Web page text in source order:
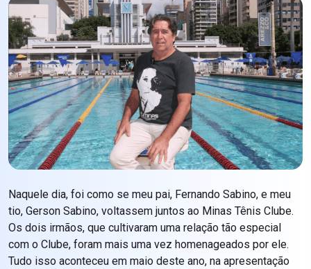
Naquele dia, foi como se meu pai, Fernando Sabino, e meu
tio, Gerson Sabino, voltassem juntos ao Minas Tênis Clube.
Os dois irmãos, que cultivaram uma relação tão especial
com o Clube, foram mais uma vez homenageados por ele.
Tudo isso aconteceu em maio deste ano, na apresentação